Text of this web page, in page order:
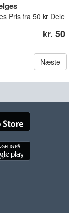
Pris fra 50 kr Dele
kr. 50
Næste